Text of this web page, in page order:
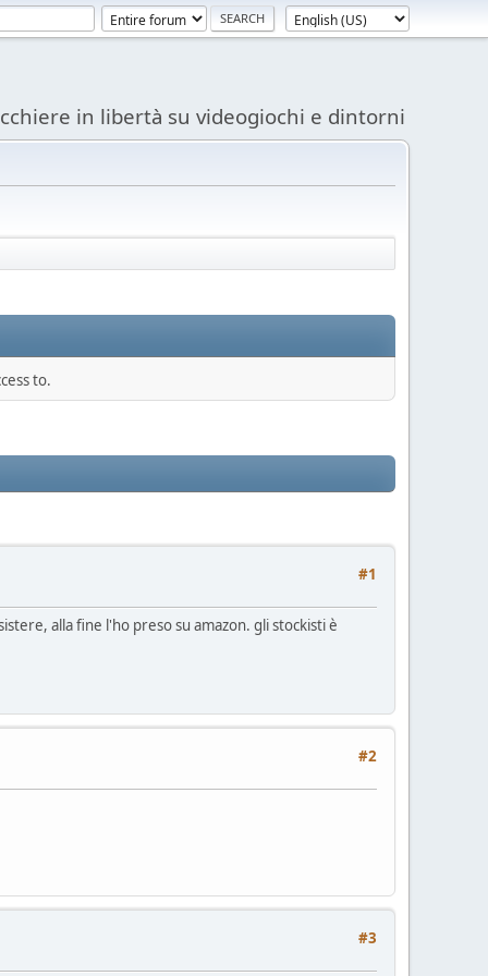
in libertà su videogiochi e dintorni
to.
#1
alla fine l'ho preso su amazon. gli stockisti è
#2
#3